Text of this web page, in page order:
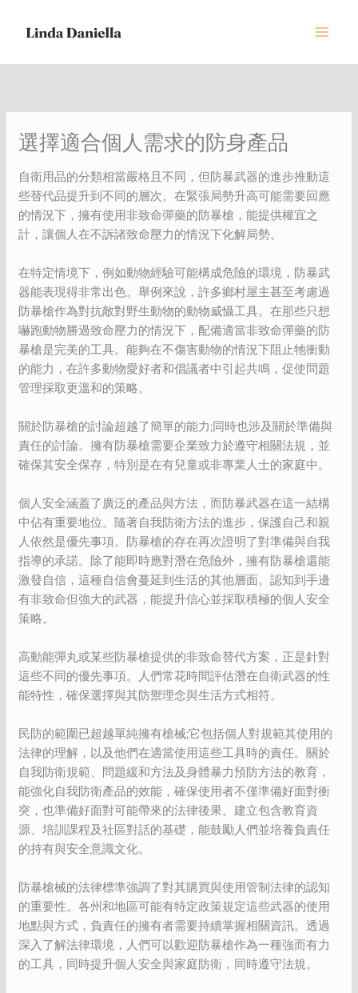
選擇適合個人需求的防身產品
自衛用品的分類相當嚴格且不同，但防暴武器的進步推動這
些替代品提升到不同的層次。在緊張局勢升高可能需要回應
的情況下，擁有使用非致命彈藥的防暴槍，能提供權宜之
計，讓個人在不訴諸致命壓力的情況下化解局勢。
在特定情境下，例如動物經驗可能構成危險的環境，防暴武
器能表現得非常出色。舉例來說，許多鄉村屋主甚至考慮過
防暴槍作為對抗敵對野生動物的動物威懾工具。在那些只想
嚇跑動物勝過致命壓力的情況下，配備適當非致命彈藥的防
暴槍是完美的工具。能夠在不傷害動物的情況下阻止牠衝動
的能力，在許多動物愛好者和倡議者中引起共鳴，促使問題
管理採取更溫和的策略。
關於防暴槍的討論超越了簡單的能力;同時也涉及關於準備與
責任的討論。擁有防暴槍需要企業致力於遵守相關法規，並
確保其安全保存，特別是在有兒童或非專業人士的家庭中。
個人安全涵蓋了廣泛的產品與方法，而防暴武器在這一結構
中佔有重要地位。隨著自我防衛方法的進步，保護自己和親
人依然是優先事項。防暴槍的存在再次證明了對準備與自我
指導的承諾。除了能即時應對潛在危險外，擁有防暴槍還能
激發自信，這種自信會蔓延到生活的其他層面。認知到手邊
有非致命但強大的武器，能提升信心並採取積極的個人安全
策略。
高動能彈丸或某些防暴槍提供的非致命替代方案，正是針對
這些不同的優先事項。人們常花時間評估潛在自衛武器的性
能特性，確保選擇與其防禦理念與生活方式相符。
民防的範圍已超越單純擁有槍械;它包括個人對規範其使用的
法律的理解，以及他們在適當使用這些工具時的責任。關於
自我防衛規範、問題緩和方法及身體暴力預防方法的教育，
能強化自我防衛產品的效能，確保使用者不僅準備好面對衝
突，也準備好面對可能帶來的法律後果。建立包含教育資
源、培訓課程及社區對話的基礎，能鼓勵人們並培養負責任
的持有與安全意識文化。
防暴槍械的法律標準強調了對其購買與使用管制法律的認知
的重要性。各州和地區可能有特定政策規定這些武器的使用
地點與方式，負責任的擁有者需要持續掌握相關資訊。透過
深入了解法律環境，人們可以歡迎防暴槍作為一種強而有力
的工具，同時提升個人安全與家庭防衛，同時遵守法規。